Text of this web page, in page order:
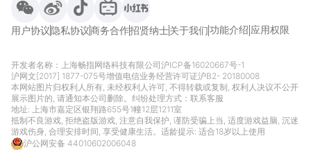
用户协议隐私协议商务合作招贤纳士关于我们功能介绍 应用权限
开发者名称：上海畅指网络科技有限公司沪ICP备16020667号-1
沪网文[2017] 1877-075号增值电信业务经营许可证沪B2- 20180008
本网站图片归权利人所有, 未经权利人许可, 不得转载或复制, 权利人决议不公开
展示图片的, 请通知本公司删除。纠纷处理方式： 联系客服
地址: 上海市嘉定区银翔路655号1幢12层1211室
抵制不良游戏, 拒绝盗版游戏, 注意自我保护, 谨防受骗上当, 适度游戏益脑, 沉迷
游戏伤身, 合理安排时间, 享受健康生活。适龄提示: 适合18岁以上使用
沪公网安备 44010602006048